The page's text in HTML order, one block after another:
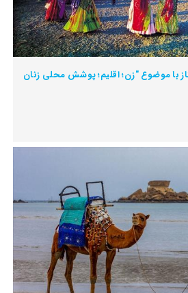
با موضوع "زن؛ اقلیم؛ پوشش محلی زنان